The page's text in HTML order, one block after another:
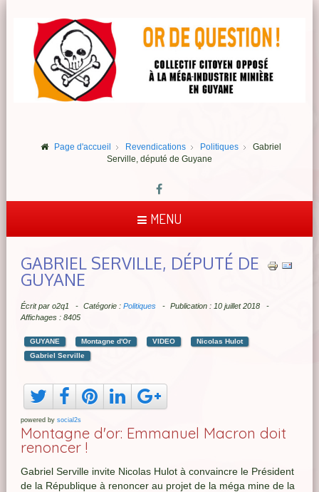
Page d'accueil Revendications Politiques
Gabriel
Serville, député de Guyane
MENU
GABRIEL SERVILLE, DÉPUTÉ DE
GUYANE
Écrit par o2q1 Catégorie : Politiques
Publication : 10 juillet 2018
Affichages : 8405
GUYANE Montagne d'Or VIDEO
Nicolas Hulot
Gabriel Serville
powered by social2s
Montagne d'or: Emmanuel Macron doit
renoncer !
Gabriel Serville invite Nicolas Hulot à convaincre le Président
de la République à renoncer au projet de la méga mine de la